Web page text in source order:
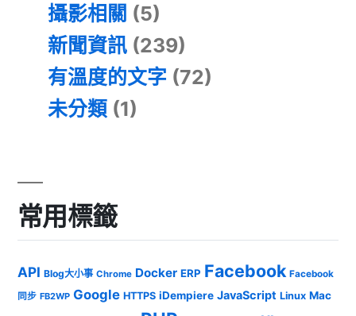
攝影相關 (5)
新聞資訊 (239)
有溫度的文字 (72)
未分類 (1)
常用標籤
API Blog大小事 Chrome Docker ERP Facebook Facebook
同步 FB2WP Google HTTPS iDempiere JavaScript Linux Mac